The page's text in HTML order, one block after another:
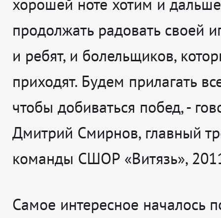
продолжать радовать своей
и ребят, и болельщиков,
приходят. Будем прилагать
чтобы добиваться побед, -
Дмитрий Смирнов, главный
команды СШОР «Витязь»,
Самое интересное началось